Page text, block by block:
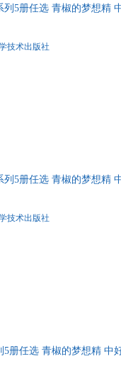
列5册任选 青椒的梦想精
技术出版社
列5册任选 青椒的梦想精
技术出版社
5册任选 青椒的梦想精 中